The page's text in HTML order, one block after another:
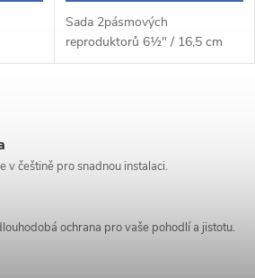
Sada 2pásmových
reproduktorů 6½" / 16,5 cm
v češtině pro snadnou instalaci.
ochrana pro vaše pohodlí a jistotu.